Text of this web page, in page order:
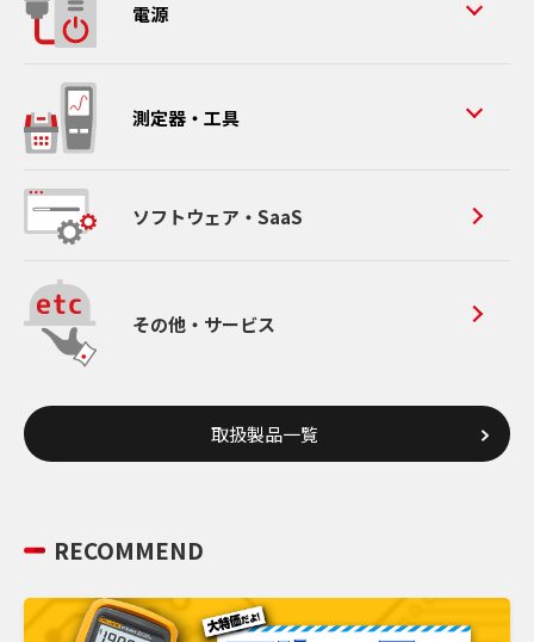
電源
測定器・工具
ソフトウェア・SaaS
その他・サービス
取扱製品一覧
RECOMMEND